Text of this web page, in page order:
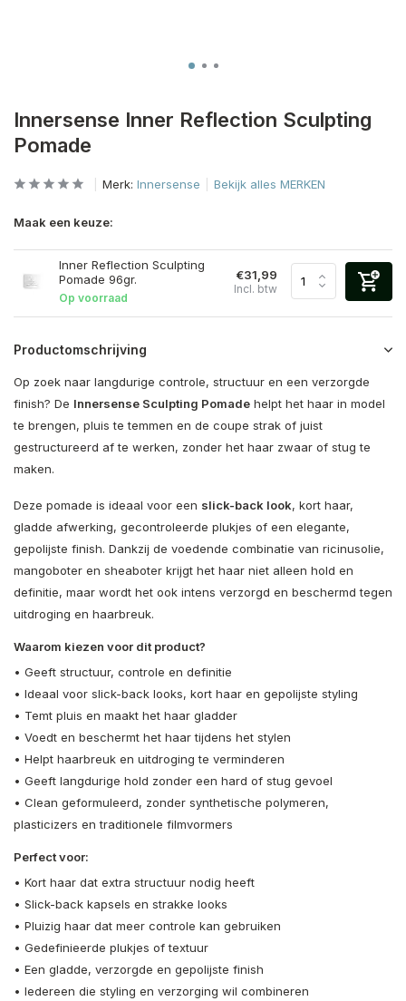
Innersense Inner Reflection Sculpting
Pomade
Merk: Innersense Bekijk alles MERKEN
Maak een keuze:
Inner Reflection Sculpting
Pomade 96gr.
Op voorraad
€31,99
Incl. btw
Productomschrijving
Op zoek naar langdurige controle, structuur en een verzorgde
finish? De Innersense Sculpting Pomade helpt het haar in model
te brengen, pluis te temmen en de coupe strak of juist
gestructureerd af te werken, zonder het haar zwaar of stug te
maken.
Deze pomade is ideaal voor een slick-back look, kort haar,
gladde afwerking, gecontroleerde plukjes of een elegante,
gepolijste finish. Dankzij de voedende combinatie van ricinusolie,
mangoboter en sheaboter krijgt het haar niet alleen hold en
definitie, maar wordt het ook intens verzorgd en beschermd tegen
uitdroging en haarbreuk.
Waarom kiezen voor dit product?
• Geeft structuur, controle en definitie
• Ideaal voor slick-back looks, kort haar en gepolijste styling
• Temt pluis en maakt het haar gladder
• Voedt en beschermt het haar tijdens het stylen
• Helpt haarbreuk en uitdroging te verminderen
• Geeft langdurige hold zonder een hard of stug gevoel
• Clean geformuleerd, zonder synthetische polymeren,
plasticizers en traditionele filmvormers
Perfect voor:
• Kort haar dat extra structuur nodig heeft
• Slick-back kapsels en strakke looks
• Pluizig haar dat meer controle kan gebruiken
• Gedefinieerde plukjes of textuur
• Een gladde, verzorgde en gepolijste finish
• Iedereen die styling en verzorging wil combineren